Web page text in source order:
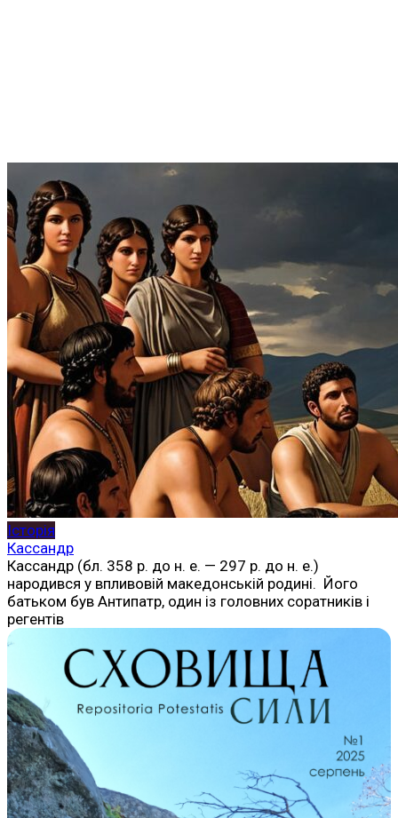
Історія
Кассандр
Кассандр (бл. 358 р. до н. е. — 297 р. до н. е.)
народився у впливовій македонській родині. Його
батьком був Антипатр, один із головних соратників і
регентів